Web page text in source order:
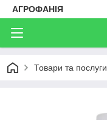
АГРОФАНІЯ
Товари та послуги